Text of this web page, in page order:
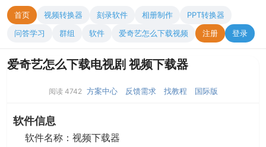
首页 视频转换器 刻录软件 相册制作
PPT转换器
问答学习
群组 软件 爱奇艺怎么下载视频 注册 登录
爱奇艺怎么下载电视剧 视频下载器
阅读 4742 方案中心 反馈需求 找教程 国际版
软件信息
软件名称：视频下载器